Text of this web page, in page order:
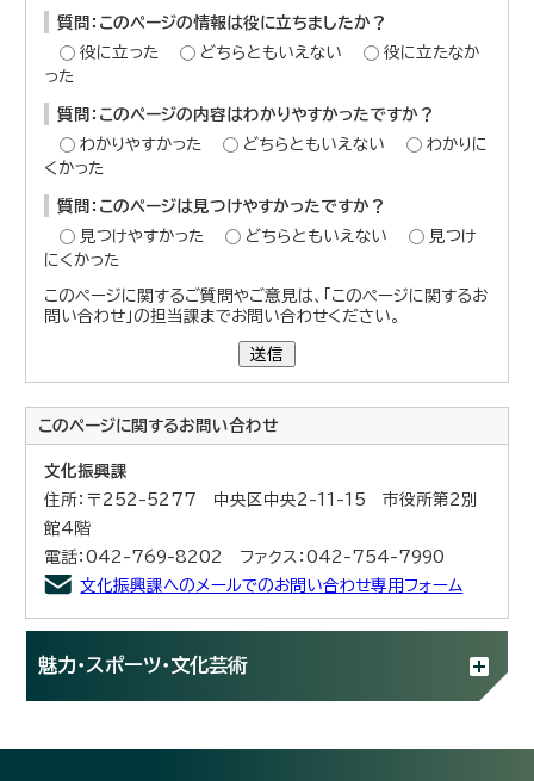
質問：このページの情報は役に立ちましたか？
役に立った
どちらともいえない
役に立たなか
った
質問：このページの内容はわかりやすかったですか？
わかりやすかった
どちらともいえない
わかりに
くかった
質問：このページは見つけやすかったですか？
見つけやすかった
どちらともいえない
見つけ
にくかった
このページに関するご質問やご意見は、「このページに関するお
問い合わせ」の担当課までお問い合わせください。
送信
このページに関するお問い合わせ
文化振興課
住所：〒252-5277 中央区中央2-11-15 市役所第2別
館4階
電話：042-769-8202 ファクス：042-754-7990
文化振興課へのメールでのお問い合わせ専用フォーム
魅力・スポーツ・文化芸術